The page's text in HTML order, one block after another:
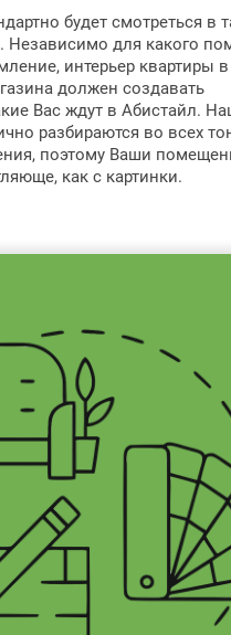
будет смотреться в
Независимо для какого
интерьер квартиры в
должен создавать
Вас ждут в Абистайл.
разбираются во всех
поэтому Ваши
как с картинки.